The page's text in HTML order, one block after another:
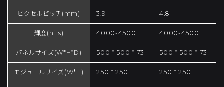
ピクセルピッチ(mm) 3.9 4.8
輝度(nits) 4000-4500 4000-4500
パネルサイズ(W*H*D) 500 * 500 * 73 500 * 500 * 73
モジュールサイズ(W*H) 250 * 250 250 * 250